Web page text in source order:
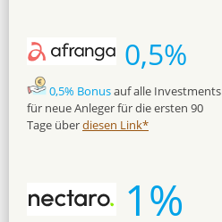
0,5%
0,5% Bonusauf alle Investments
für neue Anleger für die ersten 90
Tage überdiesen Link*
1%